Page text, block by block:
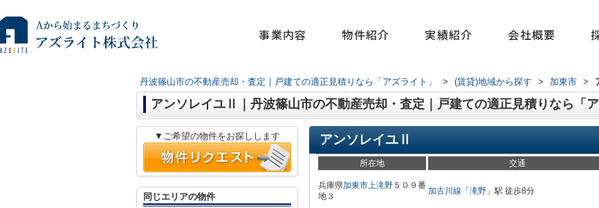
事業内容 物件紹介 実績紹介 会社概要
丹波篠山市の不動産売却・査定｜戸建ての適正見積りなら「アズライト」 > (賃貸)地域から探す > 加東市 >
アンソレイユⅡ｜丹波篠山市の不動産売却・査定｜戸建ての適正見積りなら「ア
アンソレイユⅡ
所在地 交通
兵庫県加東市上滝野 ５０９番
地３
加古川線 「 滝野 」駅 徒歩8分
▼ご希望の物件をお探しします
同じエリアの物件